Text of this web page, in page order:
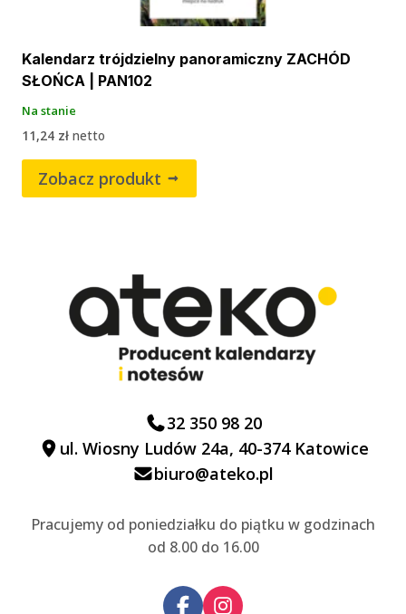
Kalendarz trójdzielny panoramiczny ZACHÓD
SŁOŃCA | PAN102
Na stanie
11,24 zł netto
Zobacz produkt
32 350 98 20
ul. Wiosny Ludów 24a, 40-374 Katowice
biuro@ateko.pl
Pracujemy od poniedziałku do piątku w godzinach
od 8.00 do 16.00